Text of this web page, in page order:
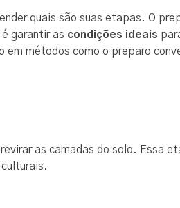
quais são suas etapas. O
garantir as condições ideais
métodos como o preparo
as camadas do solo. Essa